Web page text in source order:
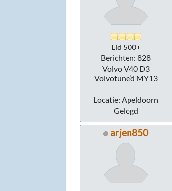
Lid 500+
Berichten: 828
Volvo V40 D3
Volvotune’d MY13
Locatie: Apeldoorn
Gelogd
arjen850